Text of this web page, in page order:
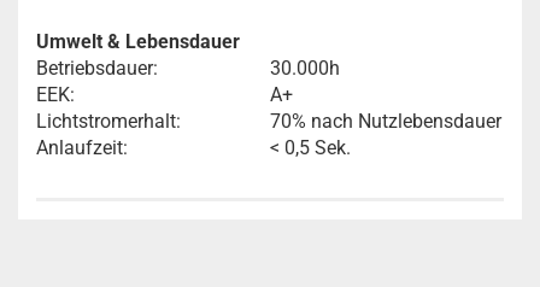
Umwelt & Lebensdauer
Betriebsdauer:
30.000h
EEK:
A+
Lichtstromerhalt:
70% nach Nutzlebensdauer
Anlaufzeit:
< 0,5 Sek.